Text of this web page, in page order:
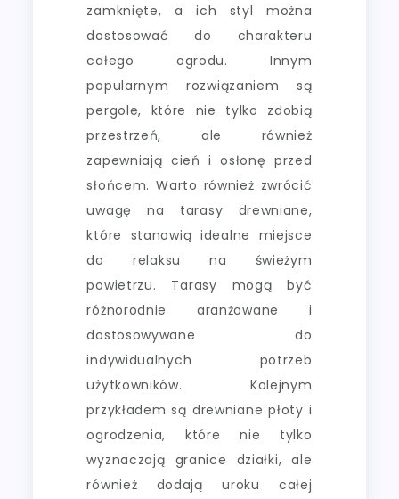
zamknięte, a ich styl można
dostosować do charakteru
całego ogrodu. Innym
popularnym rozwiązaniem są
pergole, które nie tylko zdobią
przestrzeń, ale również
zapewniają cień i osłonę przed
słońcem. Warto również zwrócić
uwagę na tarasy drewniane,
które stanowią idealne miejsce
do relaksu na świeżym
powietrzu. Tarasy mogą być
różnorodnie aranżowane i
dostosowywane do
indywidualnych potrzeb
użytkowników. Kolejnym
przykładem są drewniane płoty i
ogrodzenia, które nie tylko
wyznaczają granice działki, ale
również dodają uroku całej